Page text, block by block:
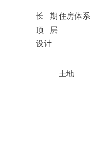
长期
顶层
设计
住房体系
土地